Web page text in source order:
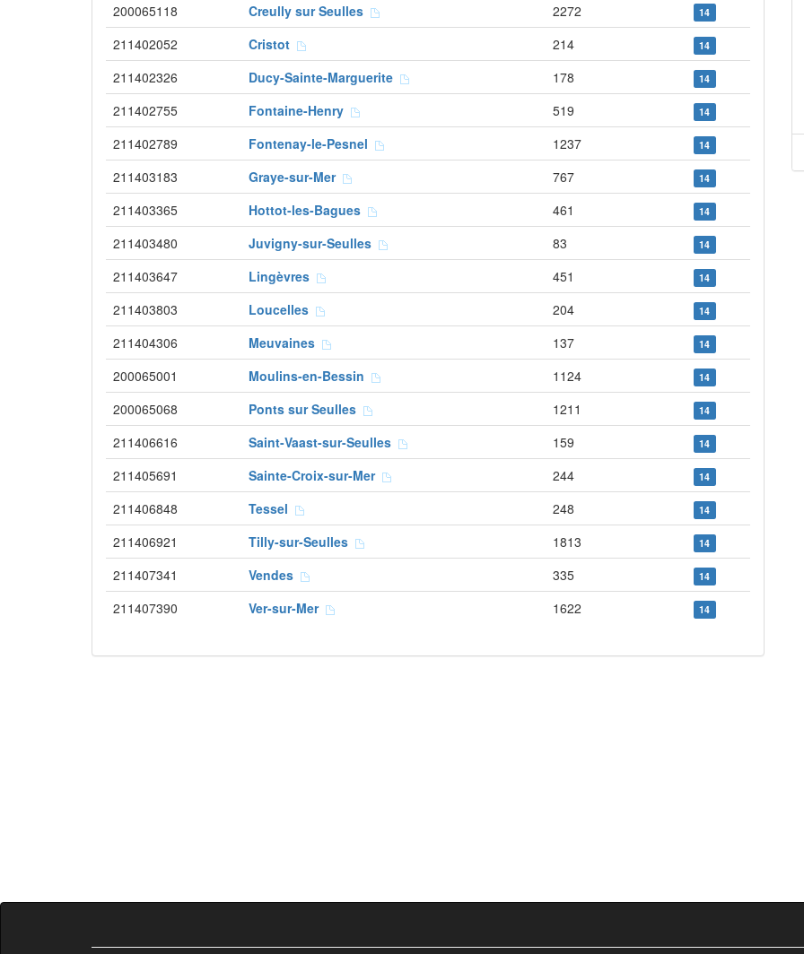
200065118 Creully sur Seulles 2272 14
211402052 Cristot 214 14
211402326 Ducy-Sainte-Marguerite 178 14
211402755 Fontaine-Henry 519 14
211402789 Fontenay-le-Pesnel 1237 14
211403183 Graye-sur-Mer 767 14
211403365 Hottot-les-Bagues 461 14
211403480 Juvigny-sur-Seulles 83 14
211403647 Lingèvres 451 14
211403803 Loucelles 204 14
211404306 Meuvaines 137 14
200065001 Moulins-en-Bessin 1124 14
200065068 Ponts sur Seulles 1211 14
211406616 Saint-Vaast-sur-Seulles 159 14
211405691 Sainte-Croix-sur-Mer 244 14
211406848 Tessel 248 14
211406921 Tilly-sur-Seulles 1813 14
211407341 Vendes 335 14
211407390 Ver-sur-Mer 1622 14